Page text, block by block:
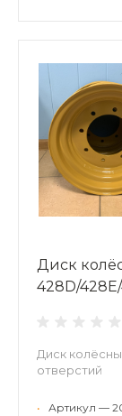
Диск
428D/
Диск
отверстий
• Артикул —